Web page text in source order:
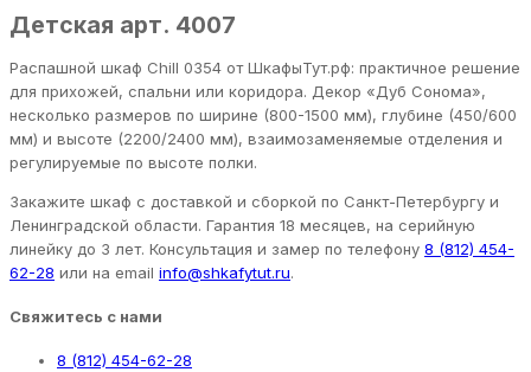
Детская арт. 4007
Распашной шкаф Chill 0354 от ШкафыТут.рф: практичное решение
для прихожей, спальни или коридора. Декор «Дуб Сонома»,
несколько размеров по ширине (800-1500 мм), глубине (450/600
мм) и высоте (2200/2400 мм), взаимозаменяемые отделения и
регулируемые по высоте полки.
Закажите шкаф с доставкой и сборкой по Санкт-Петербургу и
Ленинградской области. Гарантия 18 месяцев, на серийную
линейку до 3 лет. Консультация и замер по телефону 8 (812) 454-
62-28 или на email info@shkafytut.ru.
Свяжитесь с нами
8 (812) 454-62-28